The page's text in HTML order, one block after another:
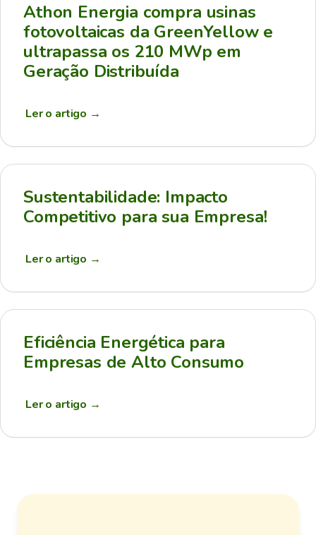
Athon Energia compra usinas
fotovoltaicas da GreenYellow e
ultrapassa os 210 MWp em
Geração Distribuída
Ler o artigo →
Sustentabilidade: Impacto
Competitivo para sua Empresa!
Ler o artigo →
Eficiência Energética para
Empresas de Alto Consumo
Ler o artigo →